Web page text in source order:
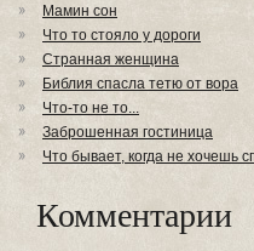
Мамин сон
Что то стояло у дороги
Странная женщина
Библия спасла тетю от вора
Что-то не то...
Заброшенная гостиница
Что бывает, когда не хочешь
Комментарии